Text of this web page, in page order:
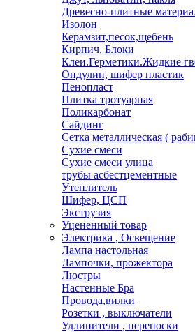
Древесно-плитные
Изолон
Керамзит,песок,щебень
Кирпич, Блоки
Клеи.Герметики.Жидкие
Ондулин, шифер пластик
Пенопласт
Плитка тротуарная
Поликарбонат
Сайдинг
Сетка металлическая (
Сухие смеси
Сухие смеси улица
трубы асбестцементные
Утеплитель
Шифер, ЦСП
Экструзия
Уцененный товар
Электрика , Освещение
Лампа настольная
Лампочки, прожектора
Люстры
Настенные Бра
Провода,вилки
Розетки , выключатели
Удлинители , переноски